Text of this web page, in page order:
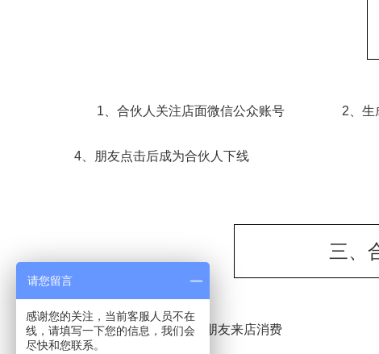
1、合伙人关注店面微信公众账号 2、生
4、朋友点击后成为合伙人下线
三、
1、下线朋友来店消费
请您留言
感谢您的关注，当前客服人员不在
线，请填写一下您的信息，我们会
尽快和您联系。